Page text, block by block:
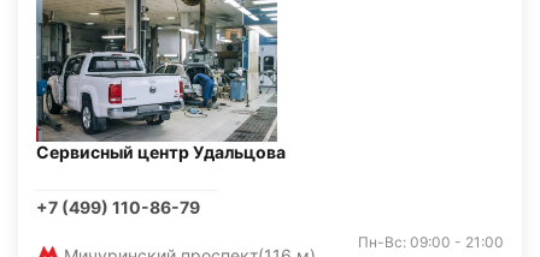
Сервисный центр Удальцова
+7 (499) 110-86-79
Пн-Вс: 09:00 - 21:00